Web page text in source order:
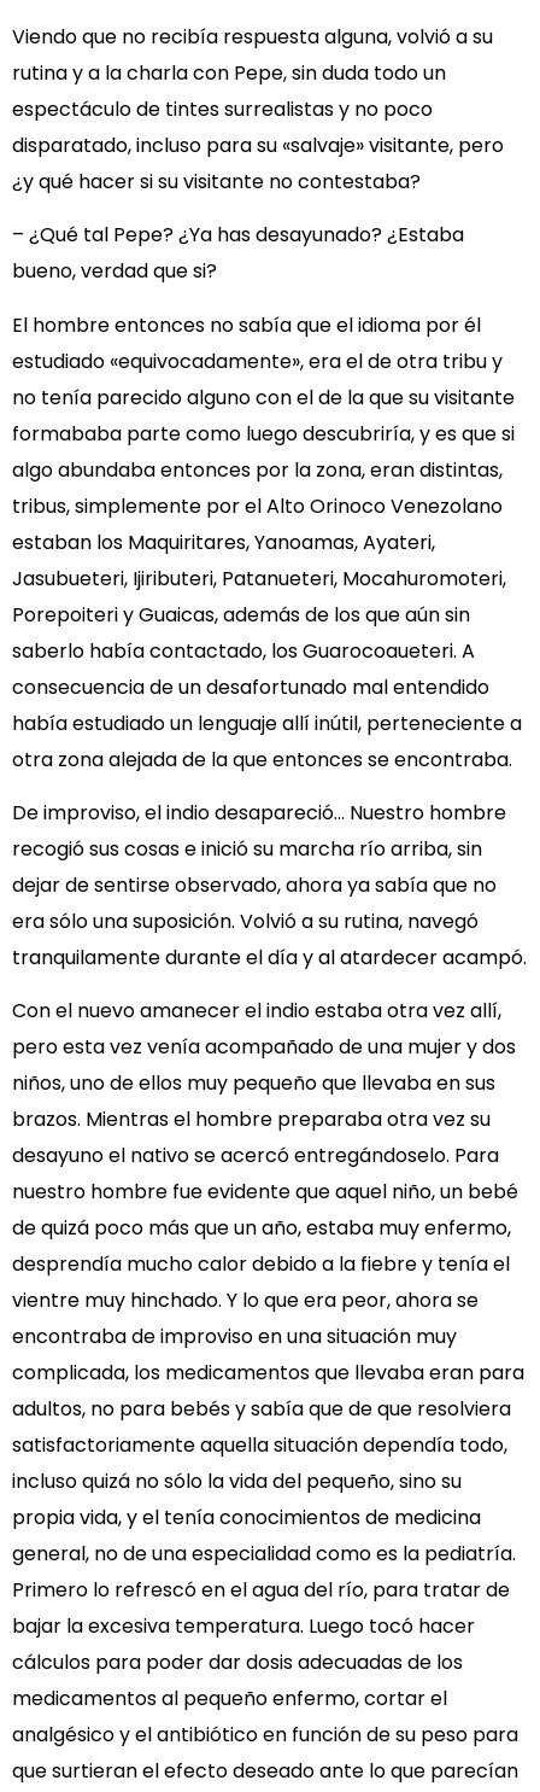
Viendo que no recibía respuesta alguna, volvió a su
rutina y a la charla con Pepe, sin duda todo un
espectáculo de tintes surrealistas y no poco
disparatado, incluso para su «salvaje» visitante, pero
¿y qué hacer si su visitante no contestaba?
– ¿Qué tal Pepe? ¿Ya has desayunado? ¿Estaba
bueno, verdad que si?
El hombre entonces no sabía que el idioma por él
estudiado «equivocadamente», era el de otra tribu y
no tenía parecido alguno con el de la que su visitante
formababa parte como luego descubriría, y es que si
algo abundaba entonces por la zona, eran distintas,
tribus, simplemente por el Alto Orinoco Venezolano
estaban los Maquiritares, Yanoamas, Ayateri,
Jasubueteri, Ijiributeri, Patanueteri, Mocahuromoteri,
Porepoiteri y Guaicas, además de los que aún sin
saberlo había contactado, los Guarocoaueteri. A
consecuencia de un desafortunado mal entendido
había estudiado un lenguaje allí inútil, perteneciente a
otra zona alejada de la que entonces se encontraba.
De improviso, el indio desapareció… Nuestro hombre
recogió sus cosas e inició su marcha río arriba, sin
dejar de sentirse observado, ahora ya sabía que no
era sólo una suposición. Volvió a su rutina, navegó
tranquilamente durante el día y al atardecer acampó.
Con el nuevo amanecer el indio estaba otra vez allí,
pero esta vez venía acompañado de una mujer y dos
niños, uno de ellos muy pequeño que llevaba en sus
brazos. Mientras el hombre preparaba otra vez su
desayuno el nativo se acercó entregándoselo. Para
nuestro hombre fue evidente que aquel niño, un bebé
de quizá poco más que un año, estaba muy enfermo,
desprendía mucho calor debido a la fiebre y tenía el
vientre muy hinchado. Y lo que era peor, ahora se
encontraba de improviso en una situación muy
complicada, los medicamentos que llevaba eran para
adultos, no para bebés y sabía que de que resolviera
satisfactoriamente aquella situación dependía todo,
incluso quizá no sólo la vida del pequeño, sino su
propia vida, y el tenía conocimientos de medicina
general, no de una especialidad como es la pediatría.
Primero lo refrescó en el agua del río, para tratar de
bajar la excesiva temperatura. Luego tocó hacer
cálculos para poder dar dosis adecuadas de los
medicamentos al pequeño enfermo, cortar el
analgésico y el antibiótico en función de su peso para
que surtieran el efecto deseado ante lo que parecían